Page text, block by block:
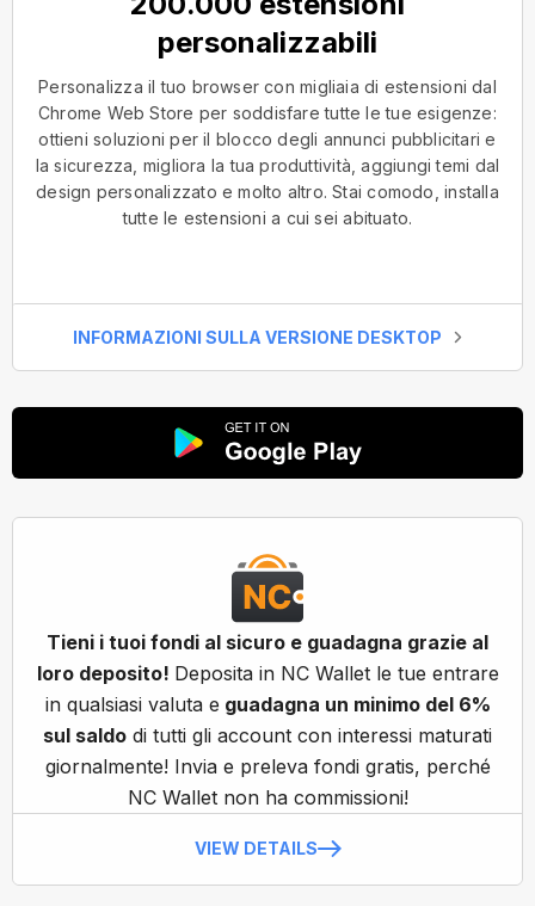
personalizzabili
Personalizza il tuo browser con migliaia di estensioni dal
Chrome Web Store per soddisfare tutte le tue esigenze:
ottieni soluzioni per il blocco degli annunci pubblicitari e
la sicurezza, migliora la tua produttività, aggiungi temi dal
design personalizzato e molto altro. Stai comodo, installa
tutte le estensioni a cui sei abituato.
INFORMAZIONI SULLA VERSIONE DESKTOP
Tieni i tuoi fondi al sicuro e guadagna grazie al
loro deposito! Deposita in NC Wallet le tue entrare
in qualsiasi valuta e guadagna un minimo del 6%
sul saldo di tutti gli account con interessi maturati
giornalmente! Invia e preleva fondi gratis, perché
NC Wallet non ha commissioni!
VIEW DETAILS